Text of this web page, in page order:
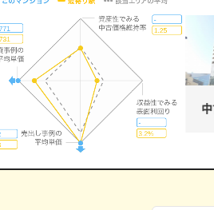
クタワー目黒
黒ヒルトップウォーク）
表面利回り 横ばい